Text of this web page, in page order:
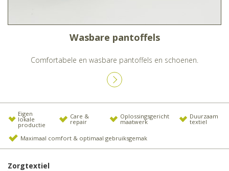
Wasbare pantoffels
Comfortabele en wasbare pantoffels en schoenen.
Eigen
lokale
productie
Care &
repair
Oplossingsgericht
maatwerk
Duurzaam
textiel
Maximaal comfort & optimaal gebruiksgemak
Zorgtextiel